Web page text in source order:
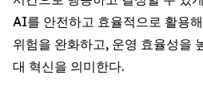
AI를 안전하고 효율적으로 활용
위험을 완화하고, 운영 효율성을
대 혁신을 의미한다.